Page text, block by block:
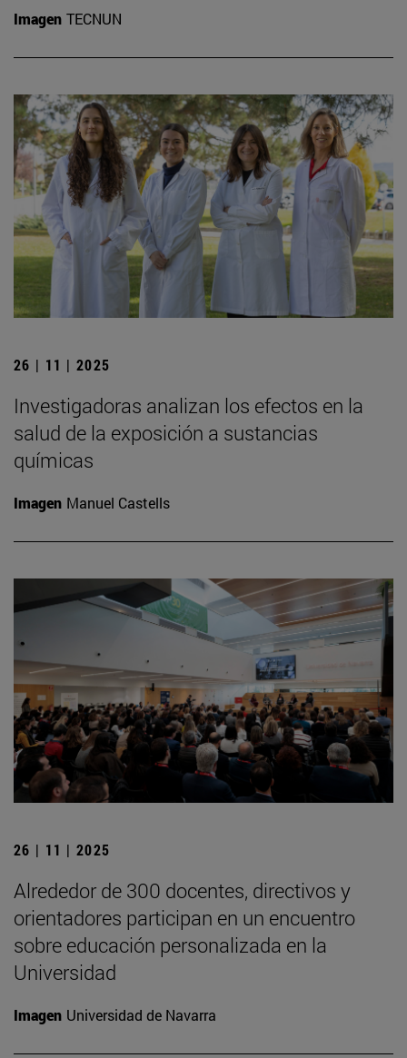
Imagen TECNUN
26 | 11 | 2025
Investigadoras analizan los efectos en la
salud de la exposición a sustancias
químicas
Imagen Manuel Castells
26 | 11 | 2025
Alrededor de 300 docentes, directivos y
orientadores participan en un encuentro
sobre educación personalizada en la
Universidad
Imagen Universidad de Navarra